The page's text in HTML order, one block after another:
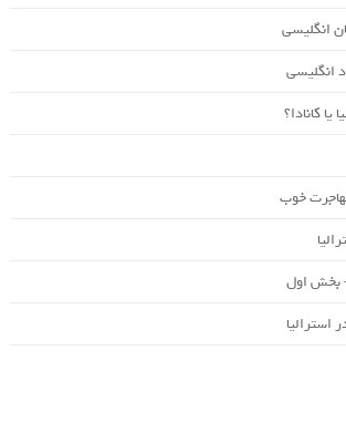
انگلیسی
انگلیسی
یا کانادا؟
خوب
بخش اول
استرالیا